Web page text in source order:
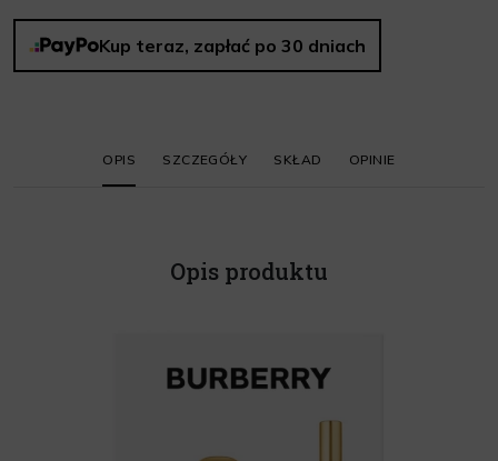
Kup teraz, zapłać po 30 dniach
OPIS SZCZEGÓŁY SKŁAD OPINIE
Opis produktu